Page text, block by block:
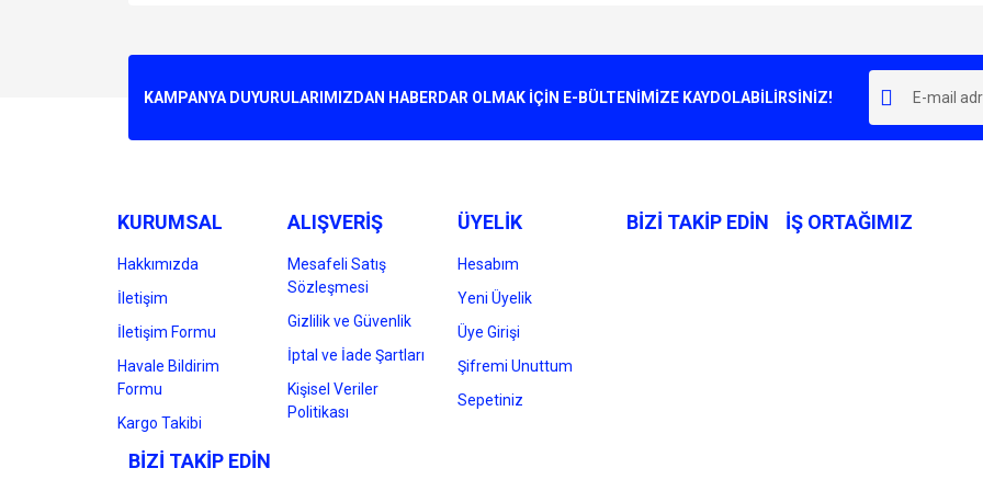
Ürün resmi kalitesiz, bozuk veya görüntülenemiyor.
Bu ürüne benzer farklı alternatifler olmalı.
KAMPANYA DUYURULARIMIZDAN HABERDAR OLMAK İÇİN E-BÜLTENİMİZE KAYDOLABİLİRSİNİZ!
KURUMSAL
Hakkımızda
İletişim
İletişim Formu
Havale Bildirim
Formu
Kargo Takibi
ALIŞVERİŞ
Mesafeli Satış
Sözleşmesi
Gizlilik ve Güvenlik
İptal ve İade Şartları
Kişisel Veriler
Politikası
ÜYELİK
Hesabım
Yeni Üyelik
Üye Girişi
Şifremi Unuttum
Sepetiniz
BİZİ TAKİP EDİN İŞ ORTAĞIMIZ
BİZİ TAKİP EDİN